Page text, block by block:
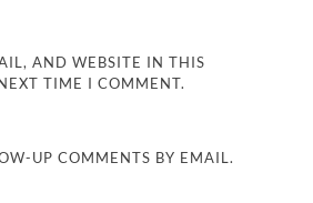
AND WEBSITE IN THIS
TIME I COMMENT.
UP COMMENTS BY EMAIL.